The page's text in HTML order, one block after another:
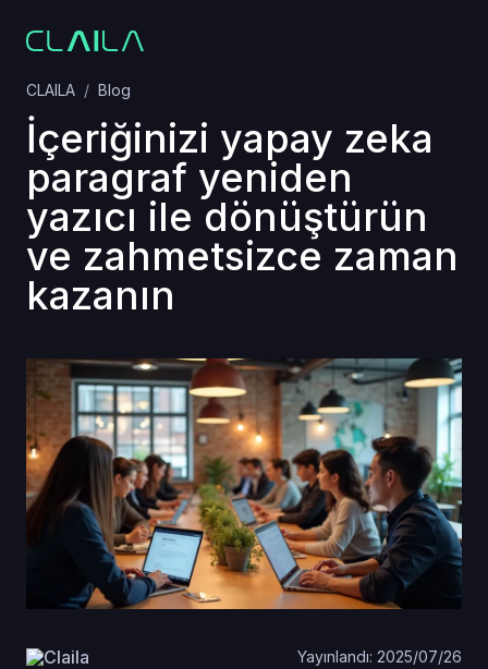
CLAILA Blog
İçeriğinizi yapay zeka
paragraf yeniden
yazıcı ile dönüştürün
ve zahmetsizce zaman
kazanın
Claila Yayınlandı: 2025/07/26